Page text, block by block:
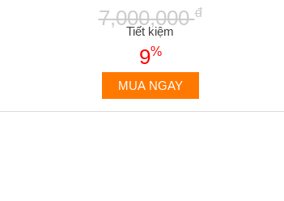
7,000,000đ
Tiết kiệm
9%
MUA NGAY